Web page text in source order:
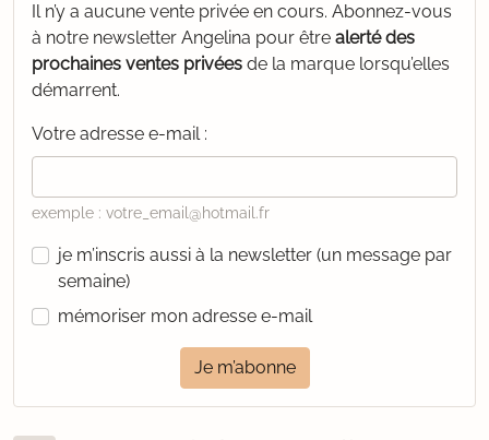
Il n’y a aucune vente privée en cours. Abonnez-vous
à notre newsletter Angelina pour être alerté des
prochaines ventes privées de la marque lorsqu’elles
démarrent.
Votre adresse e-mail :
exemple : votre_email@hotmail.fr
je m’inscris aussi à la newsletter (un message par
semaine)
mémoriser mon adresse e-mail
Je m’abonne